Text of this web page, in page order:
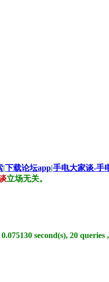
|下载论坛app|手电大家谈-手
立场无关。
second(s), 20 queries